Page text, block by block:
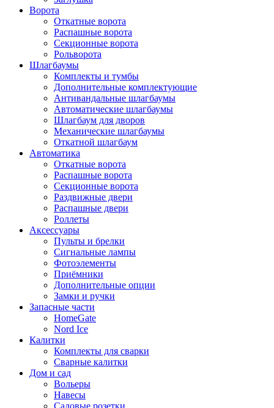
Ворота
Откатные ворота
Распашные ворота
Секционные ворота
Рольворота
Шлагбаумы
Комплекты и тумбы
Дополнительные комплектующие
Антивандальные шлагбаумы
Автоматические шлагбаумы
Шлагбаум для дворов
Механические шлагбаумы
Откатной шлагбаум
Автоматика
Откатные ворота
Распашные ворота
Секционные ворота
Раздвижные двери
Распашные двери
Роллеты
Аксессуары
Пульты и брелки
Сигнальные лампы
Фотоэлементы
Приёмники
Дополнительные опции
Замки и ручки
Запасные части
HomeGate
Nord Ice
Калитки
Комплекты для сварки
Сварные калитки
Дом и сад
Вольеры
Навесы
Садовые розетки